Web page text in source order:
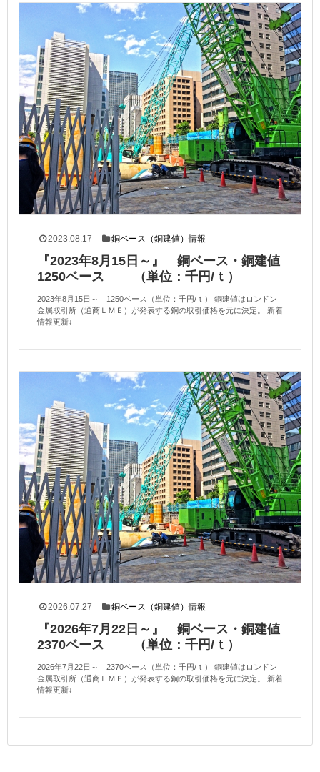
2023.08.17 銅ベース（銅建値）情報
『2023年8月15日～』 銅ベース・銅建値
1250ベース （単位：千円/ｔ）
2023年8月15日～ 1250ベース（単位：千円/ｔ） 銅建値はロンドン
金属取引所（通商ＬＭＥ）が発表する銅の取引価格を元に決定。 新着
情報更新↓
2026.07.27 銅ベース（銅建値）情報
『2026年7月22日～』 銅ベース・銅建値
2370ベース （単位：千円/ｔ）
2026年7月22日～ 2370ベース（単位：千円/ｔ） 銅建値はロンドン
金属取引所（通商ＬＭＥ）が発表する銅の取引価格を元に決定。 新着
情報更新↓